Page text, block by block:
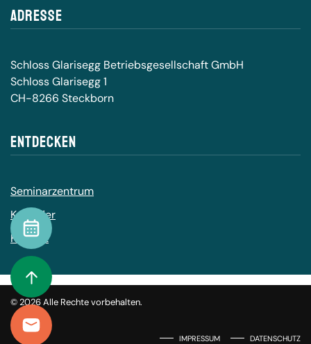
Kontakt
To Top
Kalender
Adresse
Schloss Glarisegg Betriebsgesellschaft GmbH
Schloss Glarisegg 1
CH-8266 Steckborn
Entdecken
Seminarzentrum
Kalender
Kontakt
©2026Alle Rechte vorbehalten.
IMPRESSUM DATENSCHUTZ